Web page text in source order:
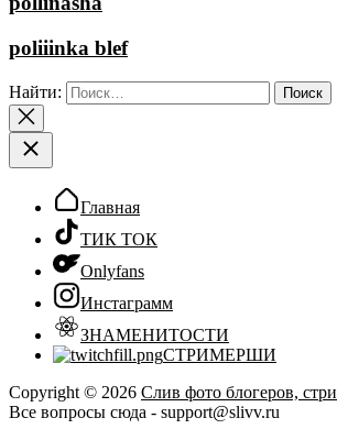
poliiinka blef
Найти:
Главная
ТИК ТОК
Onlyfans
Инстаграмм
ЗНАМЕНИТОСТИ
СТРИМЕРШИ
Copyright © 2026 Слив фото блогеров,
Все вопросы сюда - support@slivv.ru